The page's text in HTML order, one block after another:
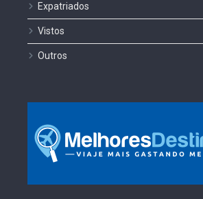
Expatriados
Vistos
Outros